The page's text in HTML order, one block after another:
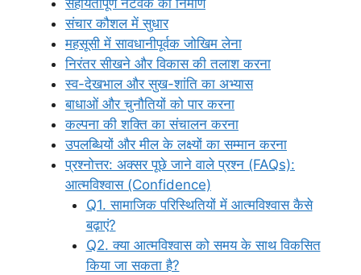
सहायतापूर्ण नेटवर्क का निर्माण
संचार कौशल में सुधार
महसूसी में सावधानीपूर्वक जोखिम लेना
निरंतर सीखने और विकास की तलाश करना
स्व-देखभाल और सुख-शांति का अभ्यास
बाधाओं और चुनौतियों को पार करना
कल्पना की शक्ति का संचालन करना
उपलब्धियों और मील के लक्ष्यों का सम्मान करना
प्रश्नोत्तर: अक्सर पूछे जाने वाले प्रश्न (FAQs):
आत्मविश्वास (Confidence)
Q1. सामाजिक परिस्थितियों में आत्मविश्वास कैसे
बढ़ाएं?
Q2. क्या आत्मविश्वास को समय के साथ विकसित
किया जा सकता है?